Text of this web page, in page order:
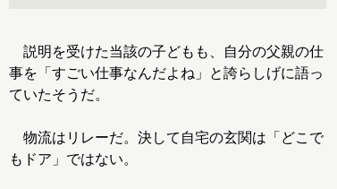
説明を受けた当該の子どもも、自分の父親の仕
事を「すごい仕事なんだよね」と誇らしげに語っ
ていたそうだ。
物流はリレーだ。決して自宅の玄関は「どこで
もドア」ではない。